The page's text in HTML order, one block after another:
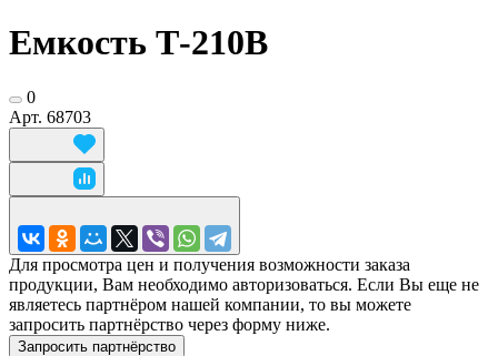
Емкость Т-210В
0
Арт. 68703
Для просмотра цен и получения возможности заказа
продукции, Вам необходимо авторизоваться. Если Вы еще не
являетесь партнёром нашей компании, то вы можете
запросить партнёрство через форму ниже.
Запросить партнёрство